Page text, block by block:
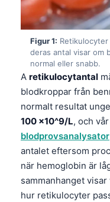
Figur 1:
deras antal visar om
normal eller snabb.
A retikulocytantal
blodkroppar från
normalt resultat
100 ×10^9/L, och vår
blodprovsanalysator
antalet eftersom
när hemoglobin är
sammanhanget visar
hur retikulocyter